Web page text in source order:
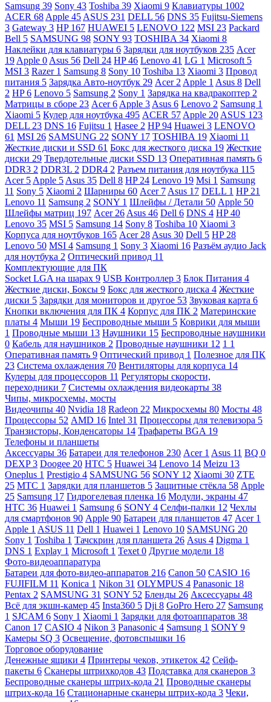
Samsung 39 Sony 43 Toshiba 39 Xiaomi 9 Клавиатуры 1002
ACER 68 Apple 45 ASUS 231 DELL 56 DNS 35 Fujitsu-Siemens
3 Gateway 3 HP 167 HUAWEI 5 LENOVO 122 MSI 23 Packard
Bell 5 SAMSUNG 98 SONY 93 TOSHIBA 34 Xiaomi 8
Наклейки для клавиатуры 6 Зарядки для ноутбуков 235 Acer
19 Apple 0 Asus 56 Dell 24 HP46 Lenovo 41 LG 1 Microsoft 5
MSI 3 Razer 1 Samsung 8 Sony 10 Toshiba 13 Xiaomi 3 Провод
питания 5 Зарядка Авто-ноутбук 29 Acer 2 Apple 1 Asus 8 Dell
2 HP6 Lenovo 5 Samsung 2 Sony 1 Зарядка на квадракоптер 2
Матрицы в сборе 23 Acer6 Apple 3 Asus 6 Lenovo 2 Samsung 1
Xiaomi 5 Кулер для ноутбука 495 ACER 57 Apple 20 ASUS 123
DELL 23 DNS 16 Fujitsu 1 Hasee 2 HP94 Huawei 3 LENOVO
61 MSI 26 SAMSUNG 22 SONY 17 TOSHIBA 19 Xiaomi 11
Жесткие диски и SSD 61 Бокс для жесткого диска 19 Жесткие
диски 29 Твердотельные диски SSD 13 Оперативная память 6
DDR3 2 DDR3L 2 DDR4 2 Разъем питания для ноутбука 115
Acer 5 Apple 5 Asus 35 Dell 8 HP 24 Lenovo 19 Msi 1 Samsung
11 Sony 5 Xiaomi 2 Шарниры 60 Acer 7 Asus 17 DELL 1 HP 21
Lenovo 11 Samsung 2 SONY 1 Шлейфы / Детали 50 Apple 50
Шлейфы матриц 197 Acer 26 Asus 46 Dell 6 DNS 4 HP40
Lenovo 35 MSI 5 Samsung 14 Sony 8 Toshiba 10 Xiaomi 3
Корпуса для ноутбуков 165 Acer 28 Asus 30 Dell 5 HP 28
Lenovo 50 MSI 4 Samsung 1 Sony 3 Xiaomi 16 Разъём аудио Jack
для ноутбука 2 Оптический привод 11
Комплектующие для ПК
Socket LGA на шарах 9 USB Контроллер 3 Блок Питания 4
Жесткие диски, Боксы 9 Бокс для жесткого диска 4 Жесткие
диски 5 Зарядки для мониторов и другое 53 Звуковая карта 6
Кнопки включения для ПК 4 Корпус для ПК 2 Материнские
платы 4 Мыши 19 Беспроводные мыши 5 Коврики для мыши
1 Проводные мыши 13 Наушники 15 Беспроводные наушники
0 Кабель для наушников 2 Проводные наушники 12 1 1
Оперативная память 9 Оптический привод 1 Полезное для ПК
23 Система охлаждения 70 Вентиляторы для корпуса 14
Кулеры для процессоров 11 Регуляторы скорости,
переходники 7 Системы охлаждения видеокарты 38
Чипы, микросхемы, мосты
Видеочипы 40 Nvidia 18 Radeon 22 Микросхемы 80 Мосты 48
Процессоры 52 AMD 16 Intel 31 Процессоры для телевизора 5
Транзисторы, Конденсаторы 14 Трафареты BGA 19
Телефоны и планшеты
Аксессуары 36 Батареи для телефонов 230 Acer 1 Asus 11 BQ 0
DEXP3 Doogee 20 HTC 5 Huawei 34 Lenovo 14 Meizu 13
Oneplus 1 Prestigio 4 SAMSUNG 56 SONY 12 Xiaomi 30 ZTE
25 МТС 1 Зарядки для планшетов 5 Защитные стёкла 58 Apple
25 Samsung 17 Гидрогелевая пленка 16 Модули, экраны 47
HTC 36 Huawei 1 Samsung 6 SONY 4 Селфи-палки 12 Чехлы
для смартфонов 90 Apple 90 Батареи для планшетов 47 Acer 1
Apple 1 ASUS 11 Dell 1 Huawei 1 Lenovo 10 SAMSUNG 20
Sony 1 Toshiba 1 Тачскрин для планшета 26 Asus 4 Digma 1
DNS 1 Explay 1 Microsoft 1 Texet 0 Другие модели 18
Фото-видеоаппаратура
Батареи для фото-видео-аппаратов 216 Canon 50 CASIO 16
FUJIFILM 11 Konica 1 Nikon 31 OLYMPUS 4 Panasonic 18
Pentax 2 SAMSUNG 31 SONY 52 Бленды 26 Аксессуары 48
Всё для экшн-камер 45 Insta360 5 Dji 8 GoPro Hero 27 Samsung
1 SJCAM 6 Sony 1 Xiaomi 1 Зарядки для фотоаппаратов 38
Canon 17 CASIO 4 Nikon 3 Panasonic 4 Samsung 1 SONY 9
Камеры SQ 3 Освещение, фотовспышки 16
Торговое оборудование
Денежные ящики 4 Принтеры чеков, этикеток 42 Сейф-
пакеты 6 Сканеры штрихкодов 43 Подставка для сканеров 3
Беспроводные сканеры штрих-кода 21 Проводные сканеры
штрих-кода 16 Стационарные сканеры штрих-кода 3 Чеки,